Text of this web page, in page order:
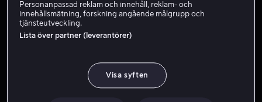
Köp 99 kr
En lönnmördare som jobbade för underrättelsetjänsten
En lönnmördare som jobbade för underrättelsetjänsten
som dödas får komma tillbaka till livet i form av en
svartklädd superhjälte med övernaturliga krafter.
Personanpassad reklam och innehåll, reklam- och
innehållsmätning, forskning angående målgrupp och
tjänsteutveckling.
Lista över partner (leverantörer)
Visa syften